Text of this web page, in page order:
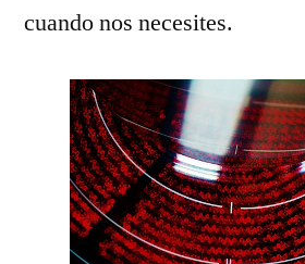
cuando nos necesites.